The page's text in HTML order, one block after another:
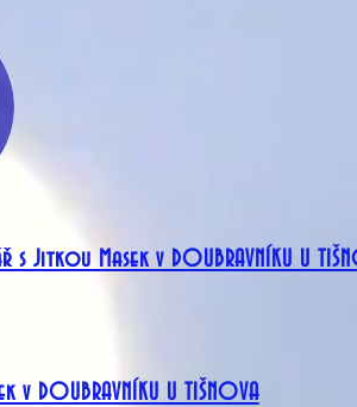
s Jitkou Masek v DOUBRAVNÍKU U
DOUBRAVNÍKU U TIŠNOVA